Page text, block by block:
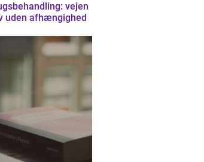
vejen
uden afhængighed